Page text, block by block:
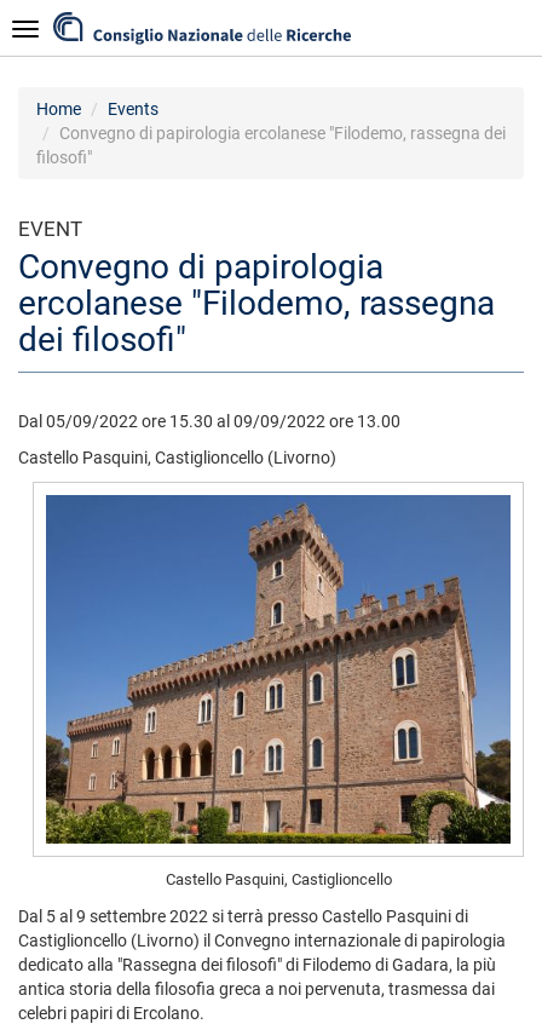
to
main
Navigazione
Home
Events
Convegno di papirologia ercolanese "Filodemo, rassegna dei
filosofi"
EVENT
Convegno di papirologia
ercolanese "Filodemo, rassegna
dei filosofi"
Dal 05/09/2022 ore 15.30 al 09/09/2022 ore 13.00
Castello Pasquini, Castiglioncello (Livorno)
Castello Pasquini, Castiglioncello
Dal 5 al 9 settembre 2022 si terrà presso Castello Pasquini di
Castiglioncello (Livorno) il Convegno internazionale di papirologia
dedicato alla "Rassegna dei filosofi" di Filodemo di Gadara, la più
antica storia della filosofia greca a noi pervenuta, trasmessa dai
celebri papiri di Ercolano.